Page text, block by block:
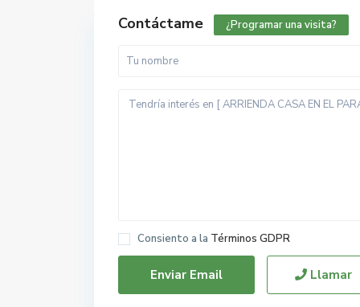
Contáctame ¿Programar una visita?
Consiento a la Términos GDPR
Llamar